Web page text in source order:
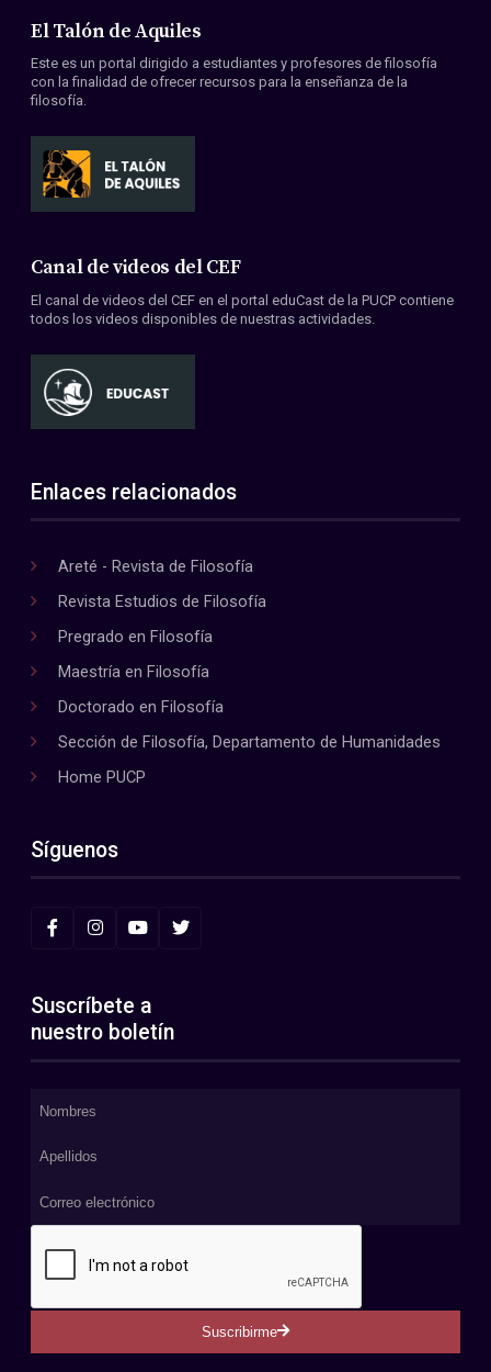
El Talón de Aquiles
Este es un portal dirigido a estudiantes y profesores de filosofía
con la finalidad de ofrecer recursos para la enseñanza de la
filosofía.
Canal de videos del CEF
El canal de videos del CEF en el portal eduCast de la PUCP contiene
todos los videos disponibles de nuestras actividades.
Enlaces relacionados
Areté - Revista de Filosofía
Revista Estudios de Filosofía
Pregrado en Filosofía
Maestría en Filosofía
Doctorado en Filosofía
Sección de Filosofía, Departamento de Humanidades
Home PUCP
Síguenos
Suscríbete a
nuestro boletín
Suscribirme